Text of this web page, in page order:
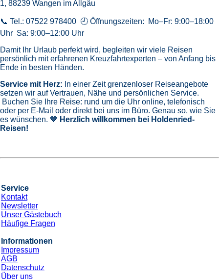
1, 88239 Wangen im Allgäu
📞 Tel.: 07522 978400 🕘 Öffnungszeiten: Mo–Fr: 9:00–18:00
Uhr Sa: 9:00–12:00 Uhr
Damit Ihr Urlaub perfekt wird, begleiten wir viele Reisen
persönlich mit erfahrenen Kreuzfahrtexperten – von Anfang bis
Ende in besten Händen.
Service mit Herz: In einer Zeit grenzenloser Reiseangebote
setzen wir auf Vertrauen, Nähe und persönlichen Service.
Buchen Sie Ihre Reise: rund um die Uhr online, telefonisch
oder per E-Mail oder direkt bei uns im Büro. Genau so, wie Sie
es wünschen. 💙 Herzlich willkommen bei Holdenried-
Reisen!
Service
Kontakt
Newsletter
Unser Gästebuch
Häufige Fragen
Informationen
Impressum
AGB
Datenschutz
Über uns